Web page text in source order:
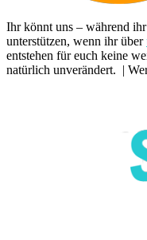
Ihr könnt uns – während
unterstützen, wenn ihr über
entstehen für euch keine
natürlich unverändert. |